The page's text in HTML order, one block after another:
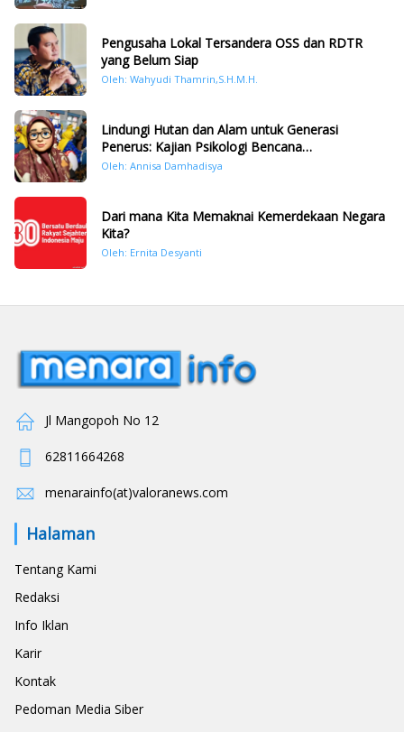
Pengusaha Lokal Tersandera OSS dan RDTR
yang Belum Siap
Oleh: Wahyudi Thamrin,S.H.M.H.
Lindungi Hutan dan Alam untuk Generasi
Penerus: Kajian Psikologi Bencana
Hidrometeorologi di Sumatera Pasca Tragedi
Oleh: Annisa Damhadisya
Dari mana Kita Memaknai Kemerdekaan Negara
Kita?
Oleh: Ernita Desyanti
Jl Mangopoh No 12
62811664268
menarainfo(at)valoranews.com
Halaman
Tentang Kami
Redaksi
Info Iklan
Karir
Kontak
Pedoman Media Siber